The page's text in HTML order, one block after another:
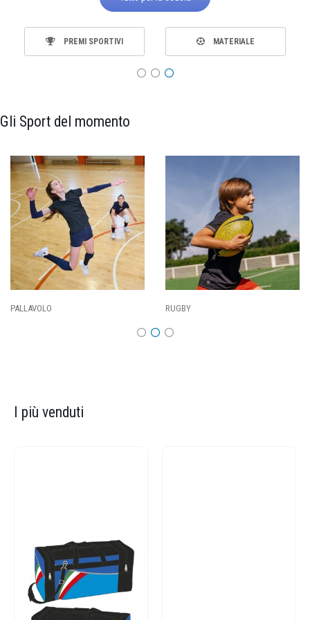
PREMI SPORTIVI MATERIALE
Gli Sport del momento
PALLAVOLO RUGBY
I più venduti